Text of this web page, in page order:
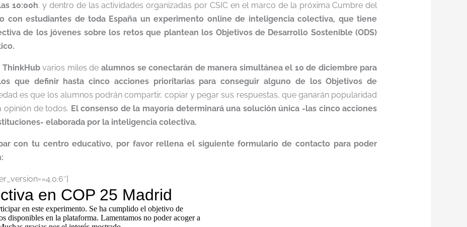
10:00h. y dentro de las actividades organizadas por CSIC en el marco de la próxima Cumbre del
con estudiantes de toda España un experimento online de inteligencia colectiva, que tiene
de los jóvenes sobre los retos que plantean los Objetivos de Desarrollo Sostenible (ODS)
ThinkHubvarios miles dealumnos se conectarán de manera simultánea el 10 de diciembre para
que definir hasta cinco acciones prioritarias para conseguir alguno de los Objetivos de
es que los alumnos podrán compartir, copiar y pegar sus respuestas, que ganarán popularidad
opinión de todos. El consenso de la mayoría determinará una solución única -las cinco acciones
elaborada por la inteligencia colectiva.
con tu centro educativo, por favor rellena el siguiente formulario de contacto para poder